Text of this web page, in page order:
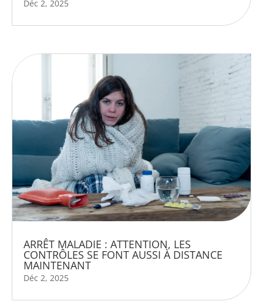
Déc 2, 2025
ARRÊT MALADIE : ATTENTION, LES
CONTRÔLES SE FONT AUSSI À DISTANCE
MAINTENANT
Déc 2, 2025